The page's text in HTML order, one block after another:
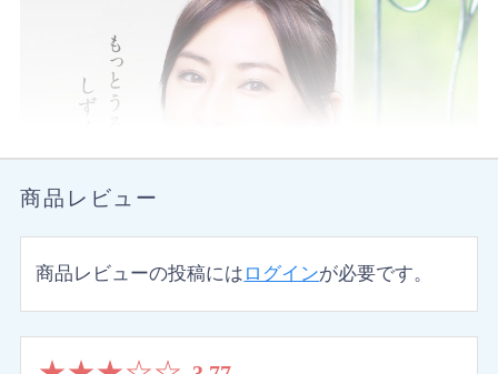
商品レビュー
商品レビューの投稿には ログインが必要です。